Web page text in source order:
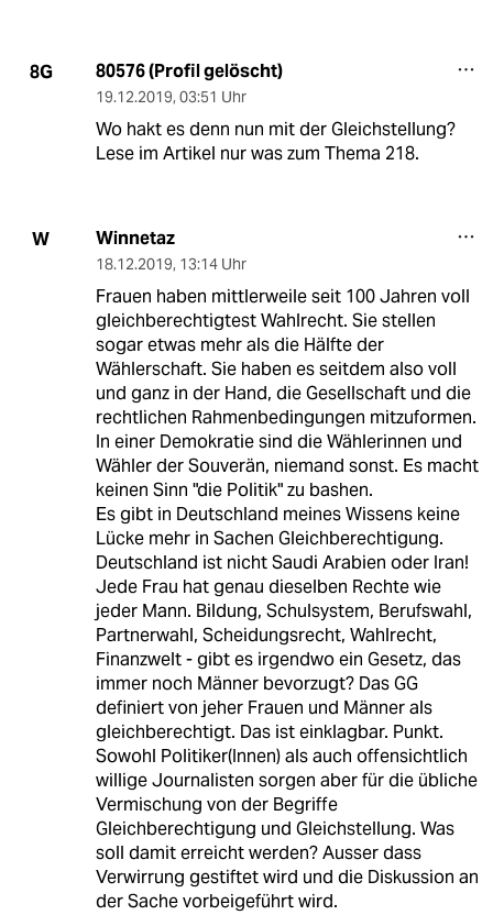
8G 80576 (Profil gelöscht)
19.12.2019, 03:51 Uhr
Wo hakt es denn nun mit der Gleichstellung?
Lese im Artikel nur was zum Thema 218.
W Winnetaz
18.12.2019, 13:14 Uhr
Frauen haben mittlerweile seit 100 Jahren voll
gleichberechtigtest Wahlrecht. Sie stellen
sogar etwas mehr als die Hälfte der
Wählerschaft. Sie haben es seitdem also voll
und ganz in der Hand, die Gesellschaft und die
rechtlichen Rahmenbedingungen mitzuformen.
In einer Demokratie sind die Wählerinnen und
Wähler der Souverän, niemand sonst. Es macht
keinen Sinn "die Politik" zu bashen.
Es gibt in Deutschland meines Wissens keine
Lücke mehr in Sachen Gleichberechtigung.
Deutschland ist nicht Saudi Arabien oder Iran!
Jede Frau hat genau dieselben Rechte wie
jeder Mann. Bildung, Schulsystem, Berufswahl,
Partnerwahl, Scheidungsrecht, Wahlrecht,
Finanzwelt - gibt es irgendwo ein Gesetz, das
immer noch Männer bevorzugt? Das GG
definiert von jeher Frauen und Männer als
gleichberechtigt. Das ist einklagbar. Punkt.
Sowohl Politiker(Innen) als auch offensichtlich
willige Journalisten sorgen aber für die übliche
Vermischung von der Begriffe
Gleichberechtigung und Gleichstellung. Was
soll damit erreicht werden? Ausser dass
Verwirrung gestiftet wird und die Diskussion an
der Sache vorbeigeführt wird.